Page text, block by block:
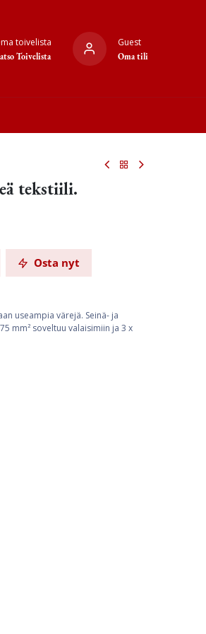
toivelista
Toivelista
Guest
Oma tili
tekstiili.
Osta nyt
useampia värejä. Seinä- ja
mm² soveltuu valaisimiin ja 3 x